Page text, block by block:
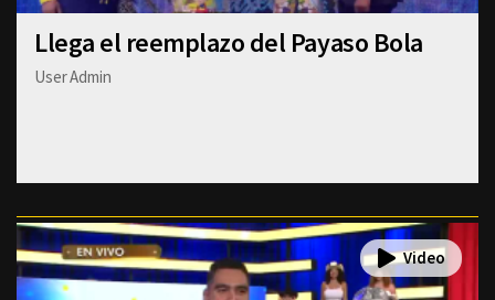
Llega el reemplazo del Payaso Bola
User Admin